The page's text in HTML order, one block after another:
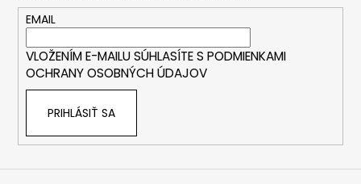
EMAIL
VLOŽENÍM E-MAILU SÚHLASÍTE S PODMIENKAMI
OCHRANY OSOBNÝCH ÚDAJOV
PRIHLÁSIŤ SA